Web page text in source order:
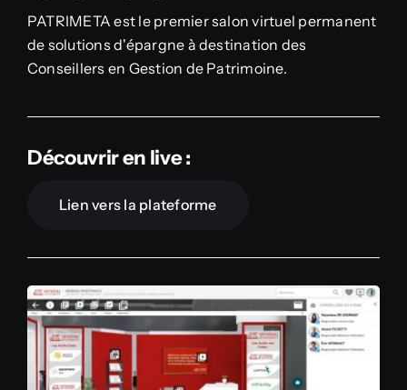
PATRIMETA est le premier salon virtuel permanent
de solutions d'épargne à destination des
Conseillers en Gestion de Patrimoine.
Découvrir en live :
Lien vers la plateforme